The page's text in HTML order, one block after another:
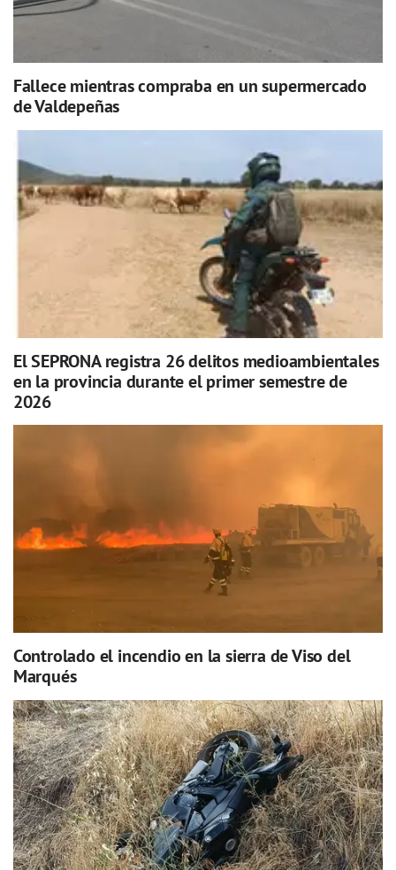
Fallece mientras compraba en un supermercado
de Valdepeñas
El SEPRONA registra 26 delitos medioambientales
en la provincia durante el primer semestre de
2026
Controlado el incendio en la sierra de Viso del
Marqués